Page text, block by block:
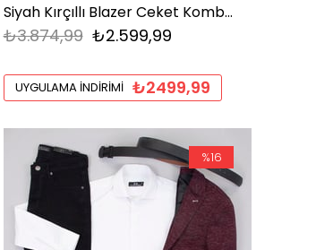
Siyah Kırçıllı Blazer Ceket Kombini Erkek | Slim Fit Şık Komple Set
₺2.599,99
₺3.874,99
UYGULAMA İNDIRIMI ₺2499,99
%16